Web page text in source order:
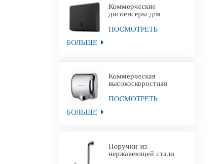
Коммерческие
диспенсеры для
полотенец для рук из
черной бумаги из
ПОСМОТРЕТЬ
БОЛЬШЕ
Коммерческая
высокоскоростная
сушилка для рук для
уборных
ПОСМОТРЕТЬ
БОЛЬШЕ
Поручни из
нержавеющей стали
для инвалидов